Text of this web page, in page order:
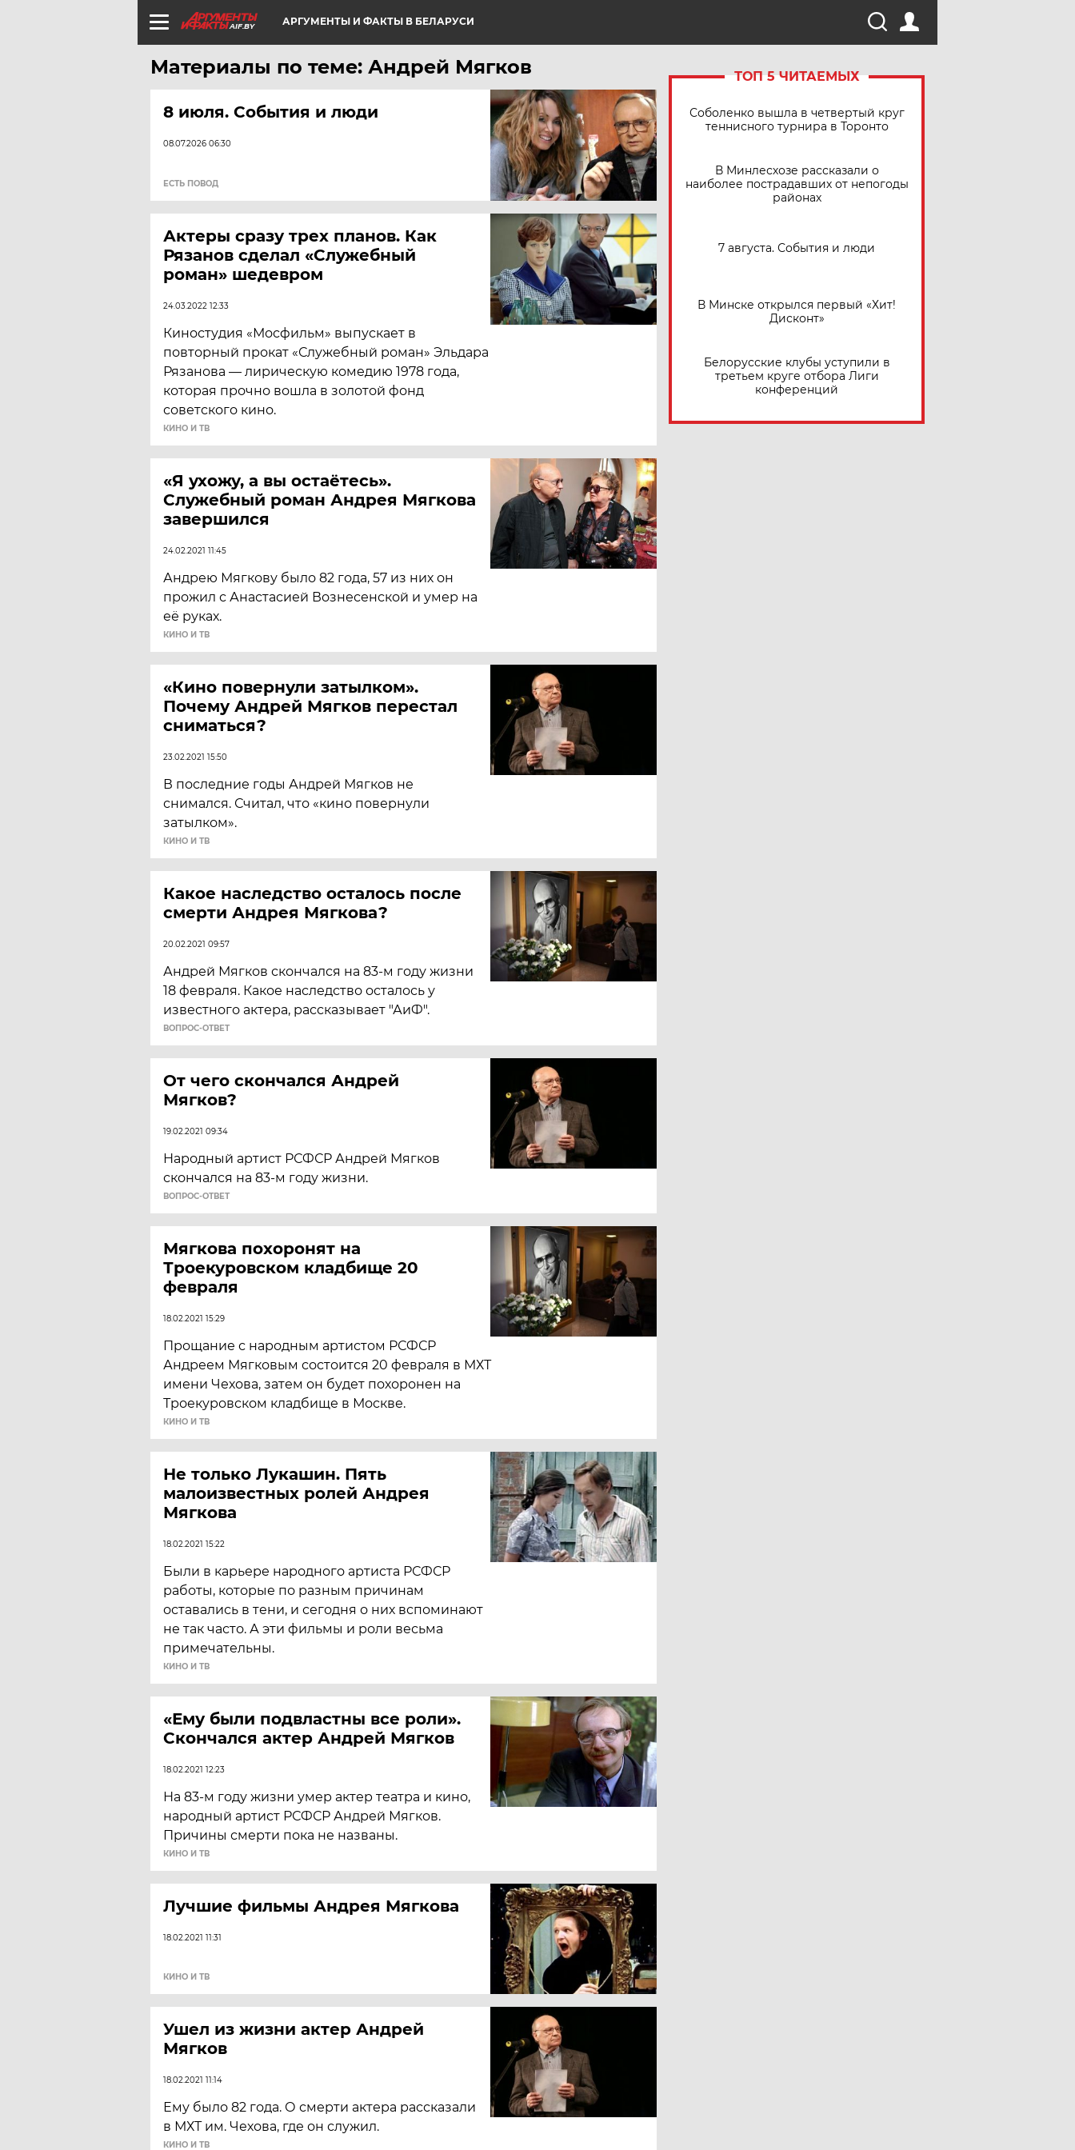
AIF.BY АРГУМЕНТЫ И ФАКТЫ В БЕЛАРУСИ
Материалы по теме: Андрей Мягков
8 июля. События и люди
08.07.2026 06:30
ЕСТЬ ПОВОД
Актеры сразу трех планов. Как
Рязанов сделал «Служебный
роман» шедевром
24.03.2022 12:33
Киностудия «Мосфильм» выпускает в
повторный прокат «Служебный роман» Эльдара
Рязанова — лирическую комедию 1978 года,
которая прочно вошла в золотой фонд
советского кино.
КИНО И ТВ
«Я ухожу, а вы остаётесь».
Служебный роман Андрея Мягкова
завершился
24.02.2021 11:45
Андрею Мягкову было 82 года, 57 из них он
прожил с ­Анастасией Вознесенской и умер на
её руках.
КИНО И ТВ
«Кино повернули затылком».
Почему Андрей Мягков перестал
сниматься?
23.02.2021 15:50
В последние годы Андрей Мягков не
снимался. Считал, что «кино повернули
затылком».
КИНО И ТВ
Какое наследство осталось после
смерти Андрея Мягкова?
20.02.2021 09:57
Андрей Мягков скончался на 83-м году жизни
18 февраля. Какое наследство осталось у
известного актера, рассказывает "АиФ".
ВОПРОС-ОТВЕТ
От чего скончался Андрей
Мягков?
19.02.2021 09:34
Народный артист РСФСР Андрей Мягков
скончался на 83-м году жизни.
ВОПРОС-ОТВЕТ
Мягкова похоронят на
Троекуровском кладбище 20
февраля
18.02.2021 15:29
Прощание с народным артистом РСФСР
Андреем Мягковым состоится 20 февраля в МХТ
имени Чехова, затем он будет похоронен на
Троекуровском кладбище в Москве.
КИНО И ТВ
Не только Лукашин. Пять
малоизвестных ролей Андрея
Мягкова
18.02.2021 15:22
Были в карьере народного артиста РСФСР
работы, которые по разным причинам
оставались в тени, и сегодня о них вспоминают
не так часто. А эти фильмы и роли весьма
примечательны.
КИНО И ТВ
«Ему были подвластны все роли».
Скончался актер Андрей Мягков
18.02.2021 12:23
На 83-м году жизни умер актер театра и кино,
народный артист РСФСР Андрей Мягков.
Причины смерти пока не названы.
КИНО И ТВ
Лучшие фильмы Андрея Мягкова
18.02.2021 11:31
КИНО И ТВ
Ушел из жизни актер Андрей
Мягков
18.02.2021 11:14
Ему было 82 года. О смерти актера рассказали
в МХТ им. Чехова, где он служил.
КИНО И ТВ
ТОП 5 ЧИТАЕМЫХ
Соболенко вышла в четвертый круг
теннисного турнира в Торонто
В Минлесхозе рассказали о
наиболее пострадавших от непогоды
районах
7 августа. События и люди
В Минске открылся первый «Хит!
Дисконт»
Белорусские клубы уступили в
третьем круге отбора Лиги
конференций